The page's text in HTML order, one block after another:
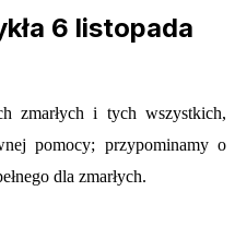
6 listopada
zmarłych i tych wszystkich,
pomocy; przypominamy o
dla zmarłych.